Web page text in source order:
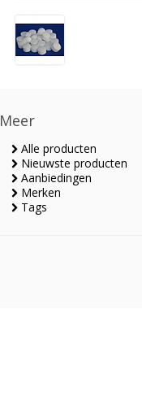
Meer
Alle producten
Nieuwste producten
Aanbiedingen
Merken
Tags